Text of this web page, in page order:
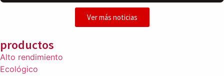
Ver más noticias
productos
Alto rendimiento
Ecológico